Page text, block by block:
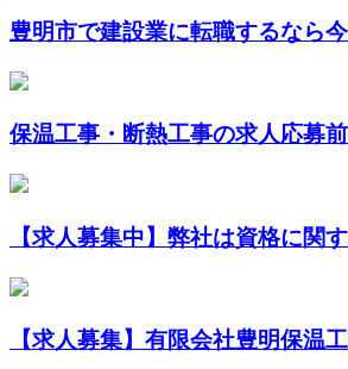
豊明市で建設業に転職するなら
保温工事・断熱工事の求人応募
【求人募集中】弊社は資格に関
【求人募集】有限会社豊明保温